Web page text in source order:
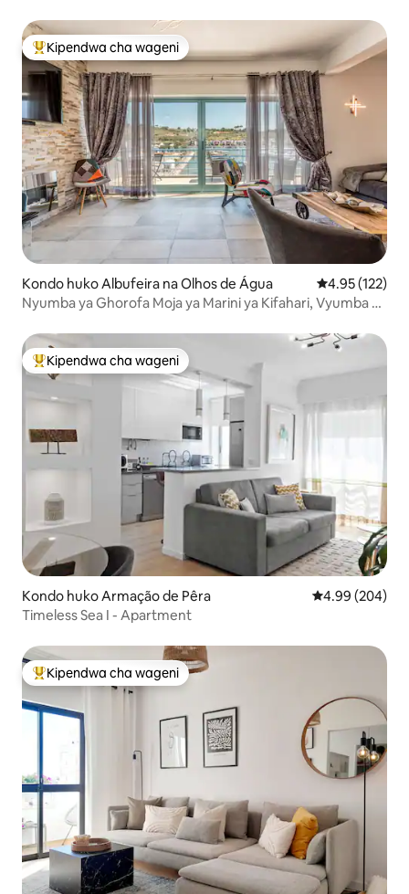
Kipendwa maarufu cha wageni
Kipendwa cha wageni
Kondo huko Albufeira na Olhos de Água Ukadiriaji wa
4.95 (122)
Nyumba ya Ghorofa Moja ya Marini ya Kifahari, Vyumba 2
Kipendwa maarufu cha wageni
Kipendwa cha wageni
Kondo huko Armação de Pêra Ukadiriaji wa
4.99 (204)
Timeless Sea I - Apartment
Kipendwa maarufu cha wageni
Kipendwa cha wageni